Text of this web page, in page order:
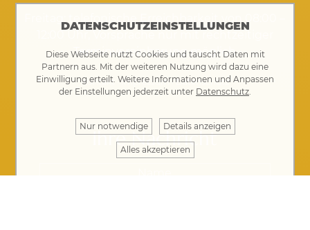
Terminvereinbarung möglich
Kontakt·Impressum·Datenschutz
Ihre Nachricht
DATENSCHUTZEINSTELLUNGEN
Diese Webseite nutzt Cookies und tauscht Daten mit
Partnern aus. Mit der weiteren Nutzung wird dazu eine
Einwilligung erteilt. Weitere Informationen und Anpassen
der Einstellungen jederzeit unter Datenschutz.
Nur notwendige Details anzeigen
Alles akzeptieren